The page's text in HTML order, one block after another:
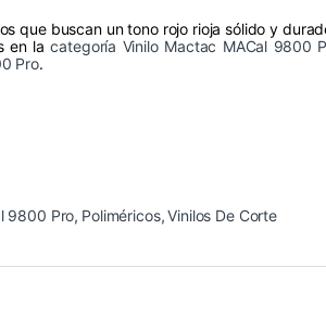
que buscan un tono rojo rioja sólido y
en lacategoría Vinilo Mactac MACal 9800
Pro.
9800 Pro, Poliméricos,Vinilos De Corte